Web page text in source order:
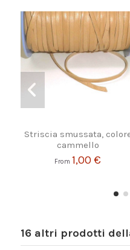
Striscia smussata,
cammello
From 1,00 €
16 altri prodotti